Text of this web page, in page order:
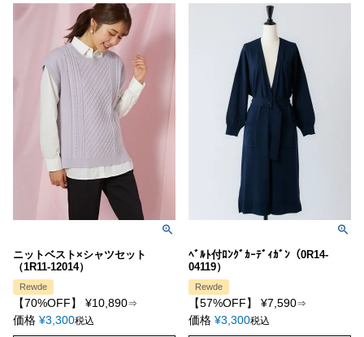
ニットベスト×シャツセット
（1R11-12014）
Rewde
【70%OFF】 ¥10,890⇒
価格 ¥3,300税込
ﾍﾞﾙﾄ付ﾛﾝｸﾞｶｰﾃﾞｨｶﾞﾝ（0R14-
04119）
Rewde
【57%OFF】 ¥7,590⇒
価格 ¥3,300税込